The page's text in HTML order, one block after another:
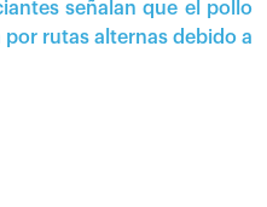
señalan que el pollo
rutas alternas debido a